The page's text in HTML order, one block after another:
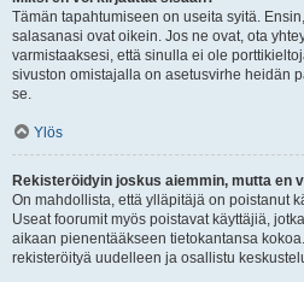
Tämän tapahtumiseen on useita syitä.
salasanasi ovat oikein. Jos ne ovat, ota
varmistaaksesi, että sinulla ei ole
sivuston omistajalla on asetusvirhe heidän
se.
Ylös
Rekisteröidyin joskus aiemmin, mutta en
On mahdollista, että ylläpitäjä on poistanut
Useat foorumit myös poistavat käyttäjiä,
aikaan pienentääkseen tietokantansa
rekisteröityä uudelleen ja osallistu